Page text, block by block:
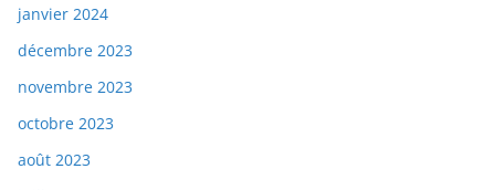
janvier 2024
décembre 2023
novembre 2023
octobre 2023
août 2023